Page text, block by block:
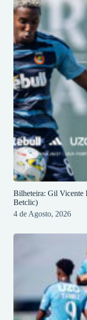
Bilheteira: Gil Vicente
Betclic)
4 de Agosto, 2026